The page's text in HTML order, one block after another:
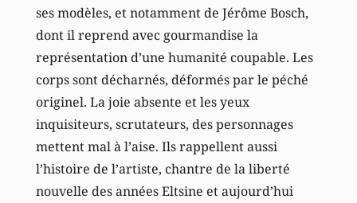
ses modèles, et notamment de Jérôme Bosch,
dont il reprend avec gourmandise la
représentation d’une humanité coupable. Les
corps sont décharnés, déformés par le péché
originel. La joie absente et les yeux
inquisiteurs, scrutateurs, des personnages
mettent mal à l’aise. Ils rappellent aussi
l’histoire de l’artiste, chantre de la liberté
nouvelle des années Eltsine et aujourd’hui